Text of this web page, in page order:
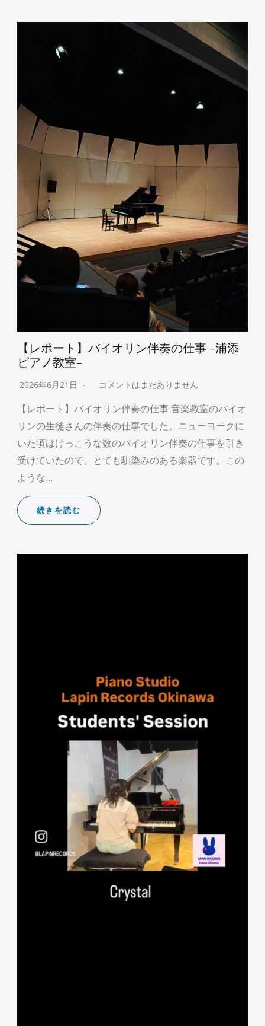
【レポート】バイオリン伴奏の仕事 -浦添
ピアノ教室-
2026年6月21日 コメントはまだありません
【レポート】バイオリン伴奏の仕事 音楽教室のバイオ
リンの生徒さんの伴奏の仕事でした。ニューヨークに
いた頃はけっこうな数のバイオリン伴奏の仕事を引き
受けていたので、とても馴染みのある楽器です。この
ような…
続きを読む